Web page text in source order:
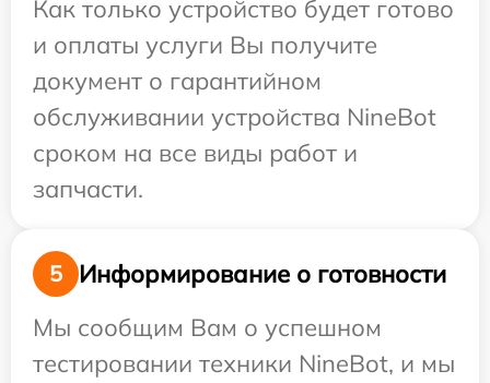
Как только устройство будет готово
и оплаты услуги Вы получите
документ о гарантийном
обслуживании устройства NineBot
сроком на все виды работ и
запчасти.
5
Информирование о готовности
Мы сообщим Вам о успешном
тестировании техники NineBot, и мы